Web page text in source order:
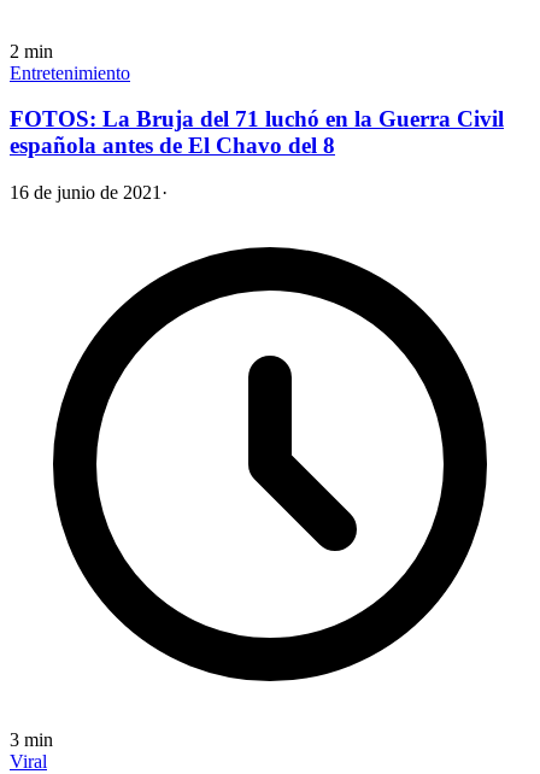
2 min
Entretenimiento
FOTOS: La Bruja del 71 luchó en la Guerra Civil
española antes de El Chavo del 8
16 de junio de 2021 ·
3 min
Viral